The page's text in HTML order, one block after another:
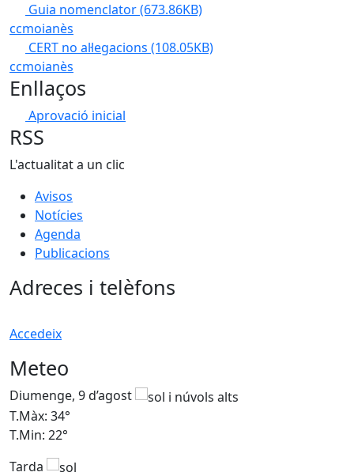
Guia nomenclator(673.86KB)
ccmoianès
CERT no al·legacions (108.05KB)
ccmoianès
Enllaços
Aprovació inicial
RSS
L'actualitat a un clic
Avisos
Notícies
Agenda
Publicacions
Adreces i telèfons
Accedeix
Meteo
Diumenge, 9 d’agost
T.Màx: 34°
T.Min: 22°
Tarda